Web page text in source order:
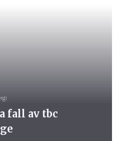
fall av tbc